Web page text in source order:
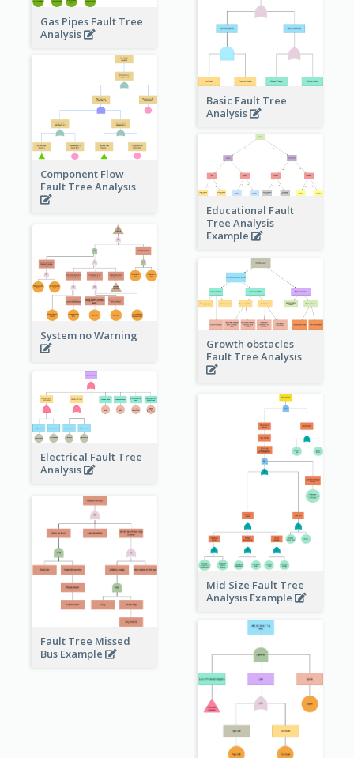
Gas Pipes Fault Tree
Analysis
Basic Fault Tree
Analysis
Component Flow
Fault Tree Analysis
Educational Fault
Tree Analysis
Example
System no Warning
Growth obstacles
Fault Tree Analysis
Electrical Fault Tree
Analysis
Mid Size Fault Tree
Analysis Example
Fault Tree Missed
Bus Example